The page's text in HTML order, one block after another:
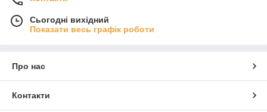
Сьогодні вихідний
Показати весь графік роботи
Про нас
Контакти